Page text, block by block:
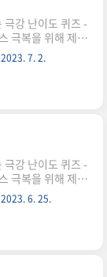
를 다 푸셨다면
정답 공개!!] 퀴
다. 3종류의 꽃을
카네이션
각각의..
극강 난이도 퀴즈 -
극복을 위해 제공
니다. 원래 힘이
무 생각 안하는게
즈입니다. 골때
어느새 삶의 고
아래의 정답 확
즈 035 정답
(물구나무) 좌우
로로 넓어져 日이
오면 1줄이 없어
目이 됩니다. 달
2023. 7. 2.
극강 난이도 퀴즈 -
극복을 위해 제공
니다. 원래 힘이
무 생각 안하는게
즈입니다. 골때
어느새 삶의 고
2023. 6. 25.